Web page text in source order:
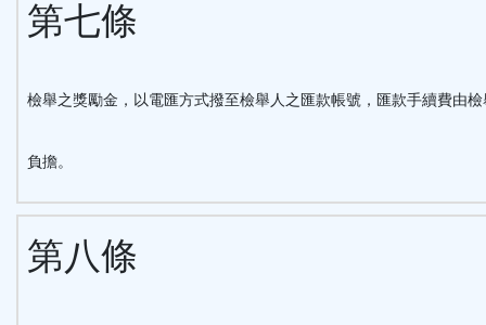
第七條
檢舉之獎勵金，以電匯方式撥至檢舉人之匯款帳號，匯款手續費由檢
負擔。
第八條